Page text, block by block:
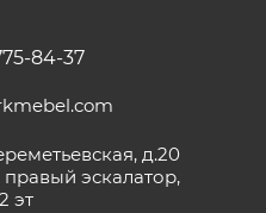
84-37
д.20
эскалатор,
2 эт